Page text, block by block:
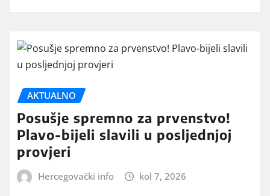
AKTUALNO
Posušje spremno za prvenstvo!
Plavo-bijeli slavili u posljednjoj
provjeri
Hercegovački info kol 7, 2026